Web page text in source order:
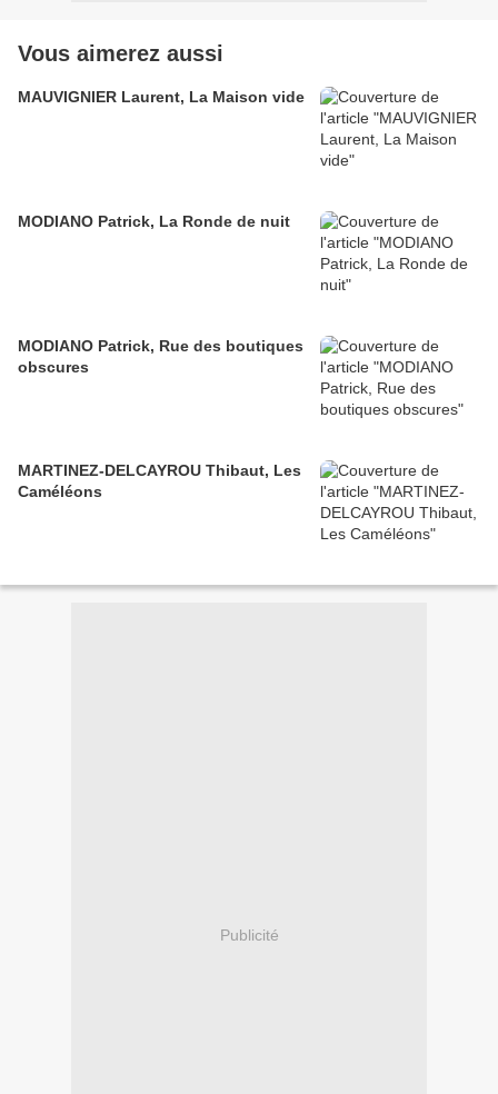
Vous aimerez aussi
MAUVIGNIER Laurent, La Maison vide
MODIANO Patrick, La Ronde de nuit
MODIANO Patrick, Rue des boutiques
obscures
MARTINEZ-DELCAYROU Thibaut, Les
Caméléons
Publicité